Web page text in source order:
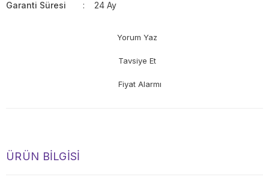
Garanti Süresi
24 Ay
Yorum Yaz
Tavsiye Et
Fiyat Alarmı
ÜRÜN BILGISI